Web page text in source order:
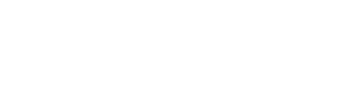
Была,
него я